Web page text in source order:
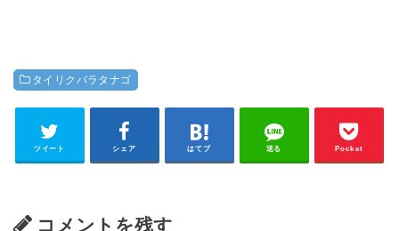
タイリクバラタナゴ
ツイート シェア はてブ 送る Pocket
コメントを残す